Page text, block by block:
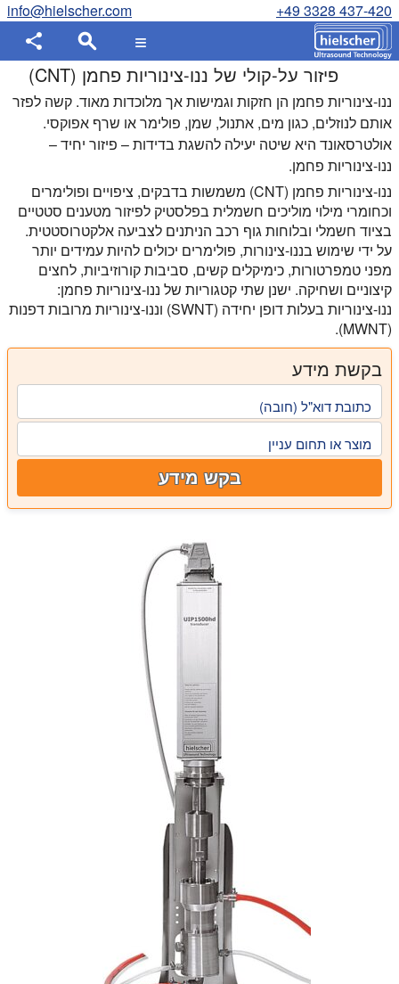
+49 3328 437-420
info@hielscher.com
פיזור על-קולי של ננו-צינוריות פחמן (CNT)
ננו-צינוריות פחמן הן חזקות וגמישות אך מלוכדות מאוד. קשה לפזר
אותם לנוזלים, כגון מים, אתנול, שמן, פולימר או שרף אפוקסי.
אולטרסאונד היא שיטה יעילה להשגת בדידות – פיזור יחיד –
ננו-צינוריות פחמן.
ננו-צינוריות פחמן (CNT) משמשות בדבקים, ציפויים ופולימרים
וכחומרי מילוי מוליכים חשמלית בפלסטיק לפיזור מטענים סטטיים
בציוד חשמלי ובלוחות גוף רכב הניתנים לצביעה אלקטרוסטטית.
על ידי שימוש בננו-צינורות, פולימרים יכולים להיות עמידים יותר
מפני טמפרטורות, כימיקלים קשים, סביבות קורוזיביות, לחצים
קיצוניים ושחיקה. ישנן שתי קטגוריות של ננו-צינוריות פחמן:
ננו-צינוריות בעלות דופן יחידה (SWNT) וננו-צינוריות מרובות דפנות
(MWNT).
בקשת מידע
כתובת דוא"ל (חובה)
מוצר או תחום עניין
בקש מידע